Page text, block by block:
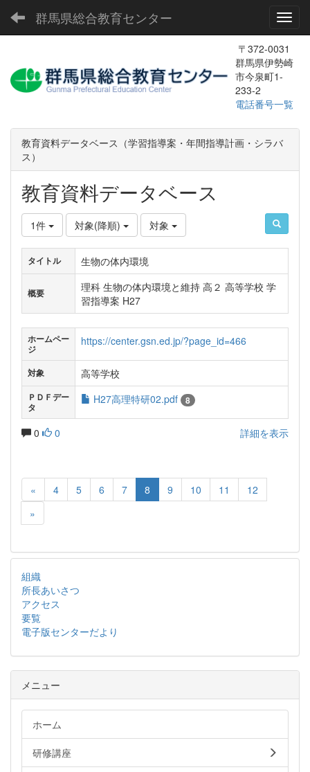
群馬県総合教育センター
〒372-0031
群馬県伊勢崎
市今泉町1-
233-2
電話番号一覧
教育資料データベース（学習指導案・年間指導計画・シラバ
ス）
教育資料データベース
1件 対象(降順) 対象
タイトル 生物の体内環境
概要
理科 生物の体内環境と維持 高２ 高等学校 学
習指導案 H27
ホームペー
ジ
https://center.gsn.ed.jp/?page_id=466
対象 高等学校
ＰＤＦデー
タ
H27高理特研02.pdf 8
0 0 詳細を表示
« 4 5 6 7 8 9 10 11
12
»
組織
所長あいさつ
アクセス
要覧
電子版センターだより
メニュー
ホーム
研修講座